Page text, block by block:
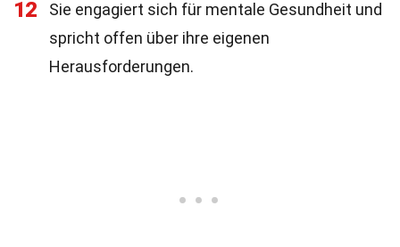
12
Sie engagiert sich für mentale Gesundheit und
spricht offen über ihre eigenen
Herausforderungen.